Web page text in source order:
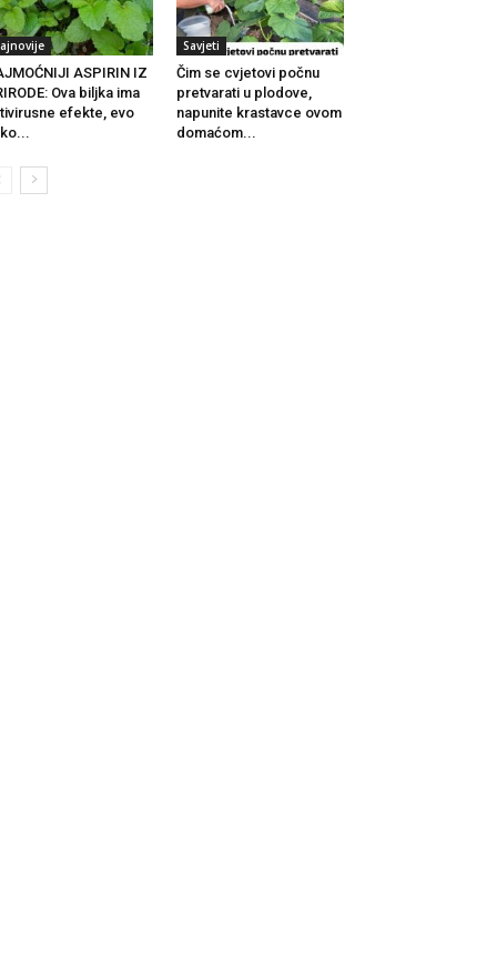
ASPIRIN IZ
Ova biljka ima
efekte, evo
Savjeti
Čim se cvjetovi počnu
pretvarati u plodove,
napunite krastavce ovom
domaćom...